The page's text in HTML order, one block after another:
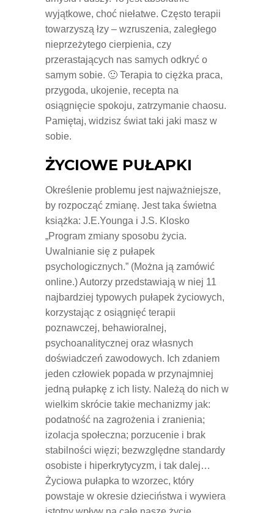
wyjątkowe, choć niełatwe. Często terapii
towarzyszą łzy – wzruszenia, zaległego
nieprzeżytego cierpienia, czy
przerastających nas samych odkryć o
samym sobie. 🙂 Terapia to ciężka praca,
przygoda, ukojenie, recepta na
osiągnięcie spokoju, zatrzymanie chaosu.
Pamiętaj, widzisz świat taki jaki masz w
sobie.
ŻYCIOWE PUŁAPKI
Określenie problemu jest najważniejsze,
by rozpocząć zmianę. Jest taka świetna
książka: J.E.Younga i J.S. Klosko
„Program zmiany sposobu życia.
Uwalnianie się z pułapek
psychologicznych.” (Można ją zamówić
online.) Autorzy przedstawiają w niej 11
najbardziej typowych pułapek życiowych,
korzystając z osiągnięć terapii
poznawczej, behawioralnej,
psychoanalitycznej oraz własnych
doświadczeń zawodowych. Ich zdaniem
jeden człowiek popada w przynajmniej
jedną pułapkę z ich listy. Należą do nich w
wielkim skrócie takie mechanizmy jak:
podatność na zagrożenia i zranienia;
izolacja społeczna; porzucenie i brak
stabilności więzi; bezwzględne standardy
osobiste i hiperkrytycyzm, i tak dalej…
Życiowa pułapka to wzorzec, który
powstaje w okresie dzieciństwa i wywiera